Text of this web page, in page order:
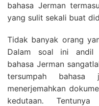
bahasa Jerman
yang sulit sekali buat
Tidak banyak orang
Dalam soal ini andil
bahasa Jerman
tersumpah bahasa
menerjemahkan
kedutaan.